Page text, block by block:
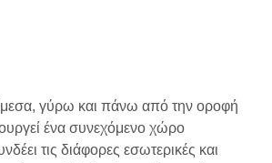
γύρω και πάνω από την οροφή
ένα συνεχόμενο χώρο
τις διάφορες εσωτερικές και